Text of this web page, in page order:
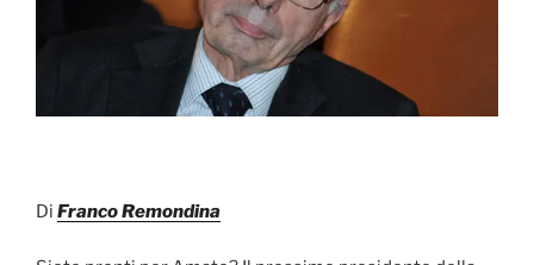
Di Franco Remondina